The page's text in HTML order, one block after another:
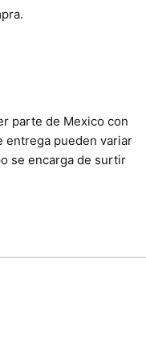
parte de Mexico con
entrega pueden variar
se encarga de surtir